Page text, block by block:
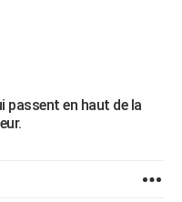
passent en haut de la